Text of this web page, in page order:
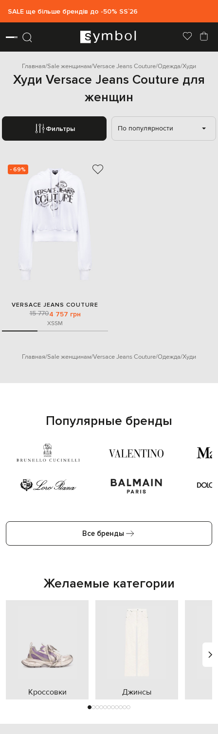
SALE ще більше брендів до -50% SS`26
Главная Sale женщинам Versace Jeans Couture Одежда Худи
Худи Versace Jeans Couture для
женщин
Фильтры По популярности
- 69%
VERSACE JEANS COUTURE
15 7704 757 грн
XSSM
Главная Sale женщинам Versace Jeans Couture Одежда Худи
Популярные бренды
Все бренды
Желаемые категории
Кроссовки Джинсы